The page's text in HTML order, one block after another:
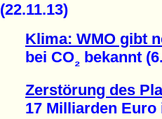
(22.11.13)
Klima: WMO gibt
bei CO₂ bekannt
Zerstörung des
17 Milliarden Euro